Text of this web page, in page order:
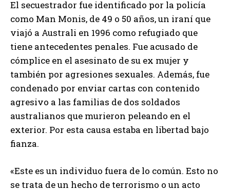
El secuestrador fue identificado por la policía
como Man Monis, de 49 o 50 años, un iraní que
viajó a Australi en 1996 como refugiado que
tiene antecedentes penales. Fue acusado de
cómplice en el asesinato de su ex mujer y
también por agresiones sexuales. Además, fue
condenado por enviar cartas con contenido
agresivo a las familias de dos soldados
australianos que murieron peleando en el
exterior. Por esta causa estaba en libertad bajo
fianza.
«Este es un individuo fuera de lo común. Esto no
se trata de un hecho de terrorismo o un acto